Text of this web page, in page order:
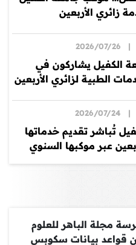
زائري الأربعين
|
2026/07/26
الكفيل يشاركون في
الطبية لزائري الأربعين
|
2026/07/24
تُباشر تقديم خدماتها
عبر موكبها السنوي
مجلة الباهر للعلوم
قواعد بيانات سكوبس